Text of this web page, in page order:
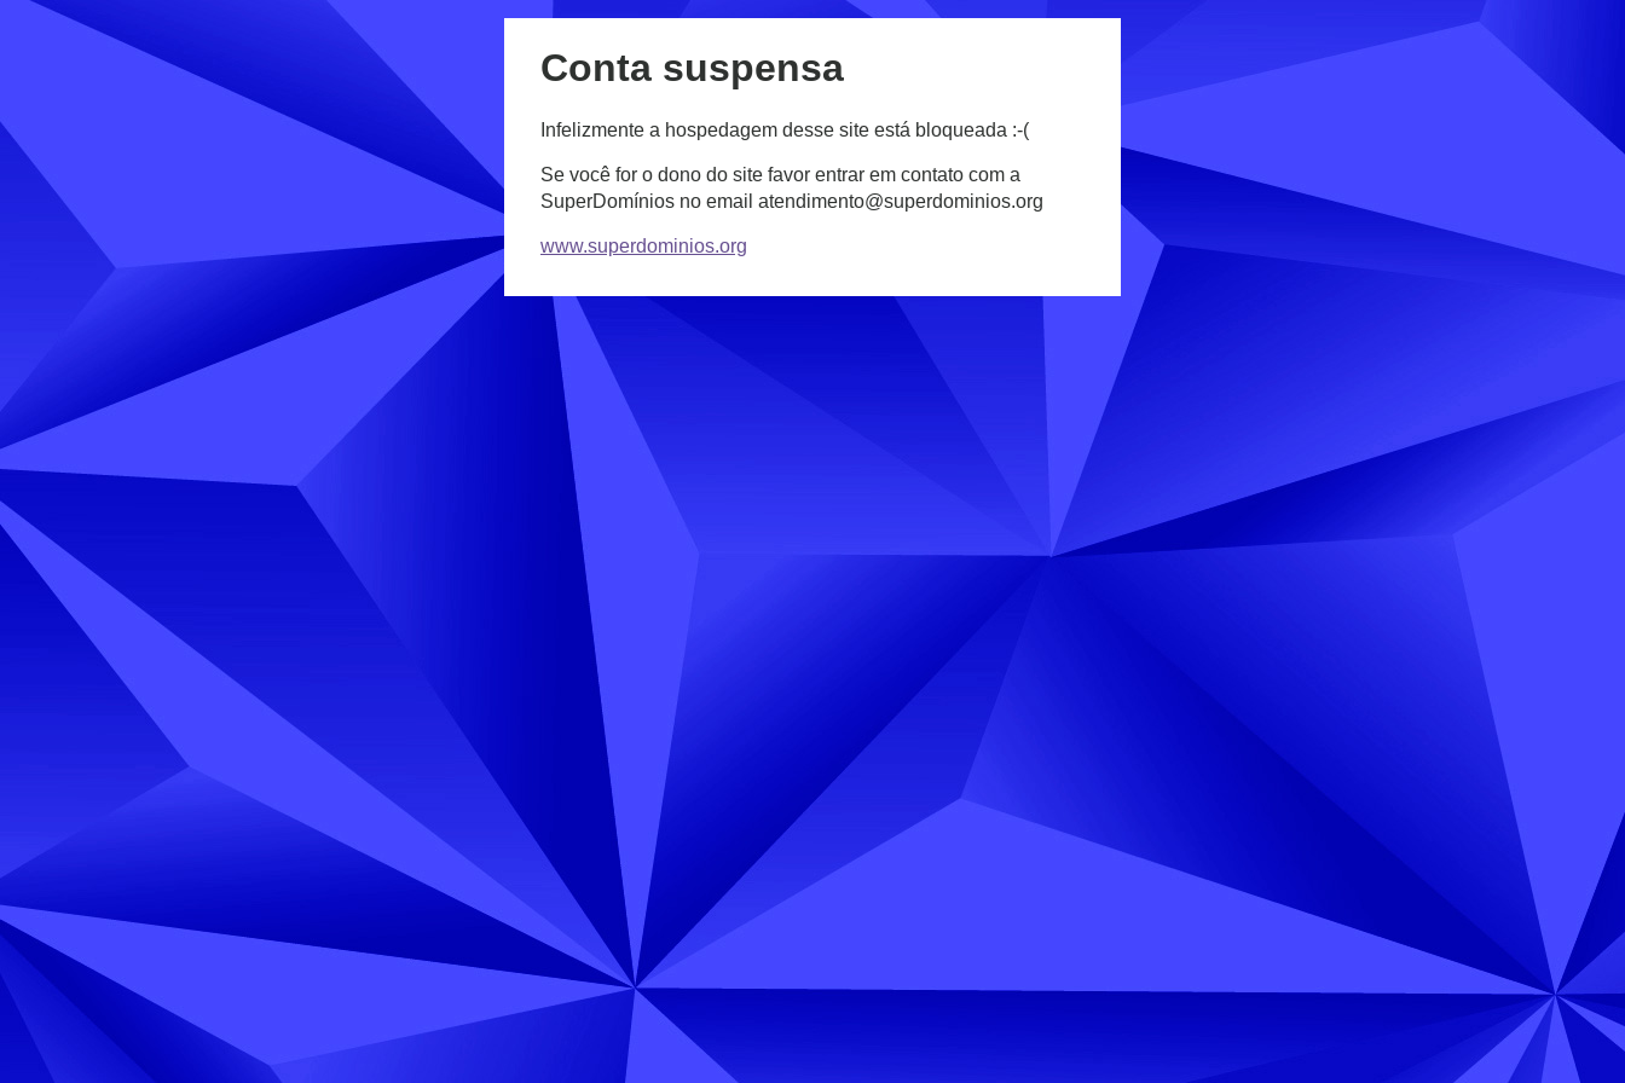
Conta suspensa
Infelizmente a hospedagem desse site está bloqueada :-(
Se você for o dono do site favor entrar em contato com a
SuperDomínios no email atendimento@superdominios.org
www.superdominios.org